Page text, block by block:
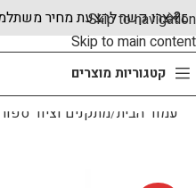
Skip to navigation
Skip to main content
קטגוריות מוצרים
עמוד הבית מתקנים וציוד
עסקיים? צרו קשר להצעת